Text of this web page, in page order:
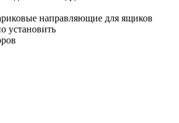
направляющие для ящиков
установить